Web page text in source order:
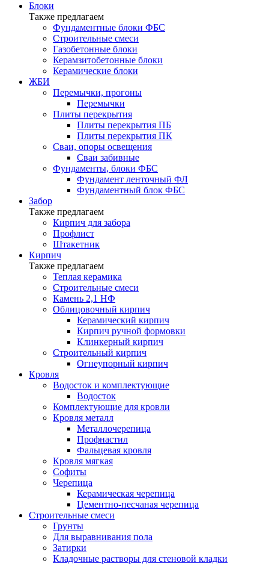
Блоки
Также предлагаем
Фундаментные блоки ФБС
Строительные смеси
Газобетонные блоки
Керамзитобетонные блоки
Керамические блоки
ЖБИ
Перемычки, прогоны
Перемычки
Плиты перекрытия
Плиты перекрытия ПБ
Плиты перекрытия ПК
Сваи, опоры освещения
Сваи забивные
Фундаменты, блоки ФБС
Фундамент ленточный ФЛ
Фундаментный блок ФБС
Забор
Также предлагаем
Кирпич для забора
Профлист
Штакетник
Кирпич
Также предлагаем
Теплая керамика
Строительные смеси
Камень 2,1 НФ
Облицовочный кирпич
Керамический кирпич
Кирпич ручной формовки
Клинкерный кирпич
Строительный кирпич
Огнеупорный кирпич
Кровля
Водосток и комплектующие
Водосток
Комплектующие для кровли
Кровля металл
Металлочерепица
Профнастил
Фальцевая кровля
Кровля мягкая
Софиты
Черепица
Керамическая черепица
Цементно-песчаная черепица
Строительные смеси
Грунты
Для выравнивания пола
Затирки
Кладочные растворы для стеновой кладки